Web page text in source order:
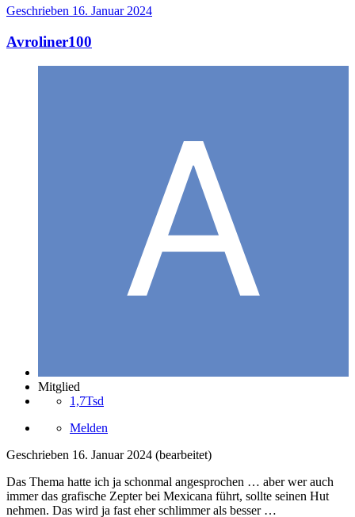
Geschrieben 16. Januar 2024
Avroliner100
Mitglied
1,7Tsd
Melden
Geschrieben 16. Januar 2024 (bearbeitet)
Das Thema hatte ich ja schonmal angesprochen … aber wer auch
immer das grafische Zepter bei Mexicana führt, sollte seinen Hut
nehmen. Das wird ja fast eher schlimmer als besser …